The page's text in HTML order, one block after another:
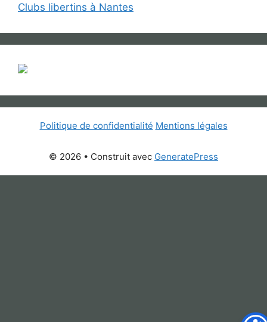
Clubs libertins à Nantes
Politique de confidentialité Mentions légales
© 2026 • Construit avec GeneratePress